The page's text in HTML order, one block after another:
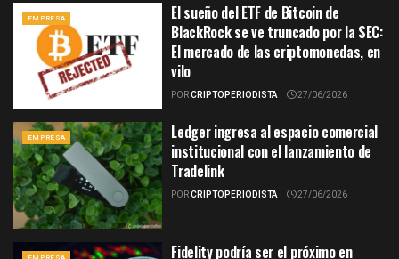
EMPRESA
El sueño del ETF de Bitcoin de
BlackRock se ve truncado por la SEC:
El mercado de las criptomonedas, en
vilo
PORCRIPTOPERIODISTA 27/06/2026
EMPRESA
Ledger ingresa al espacio comercial
institucional con el lanzamiento de
Tradelink
PORCRIPTOPERIODISTA 27/06/2026
Fidelity podría ser el próximo en